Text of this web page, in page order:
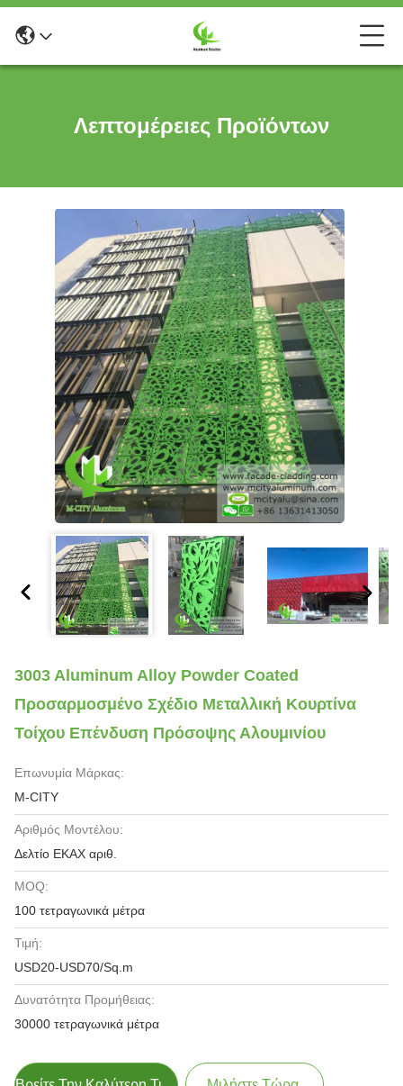
Λεπτομέρειες Προϊόντων
3003 Aluminum Alloy Powder Coated
Προσαρμοσμένο Σχέδιο Μεταλλική Κουρτίνα
Τοίχου Επένδυση Πρόσοψης Αλουμινίου
Επωνυμία Μάρκας:
M-CITY
Αριθμός Μοντέλου:
Δελτίο ΕΚΑΧ αριθ.
MOQ:
100 τετραγωνικά μέτρα
Τιμή:
USD20-USD70/Sq.m
Δυνατότητα Προμήθειας:
30000 τετραγωνικά μέτρα